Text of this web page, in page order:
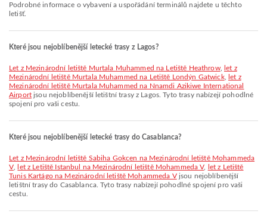
Podrobné informace o vybavení a uspořádání terminálů najdete u těchto
letišť.
Které jsou nejoblíbenější letecké trasy z Lagos?
let z Mezinárodní letiště Murtala Muhammed na Letiště Heathrow,
let z
Mezinárodní letiště Murtala Muhammed na Letiště Londýn Gatwick,
let z
Mezinárodní letiště Murtala Muhammed na Nnamdi Azikiwe International
Airportjsou nejoblíbenější letištní trasy z Lagos. Tyto trasy nabízejí pohodlné
spojení pro vaši cestu.
Které jsou nejoblíbenější letecké trasy do Casablanca?
let z Mezinárodní letiště Sabiha Gokcen na Mezinárodní letiště Mohammeda
V
let z Letiště Istanbul na Mezinárodní letiště Mohammeda V,
let z Letiště
Tunis Kartágo na Mezinárodní letiště Mohammeda Vjsou nejoblíbenější
letištní trasy do Casablanca. Tyto trasy nabízejí pohodlné spojení pro vaši
cestu.